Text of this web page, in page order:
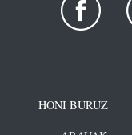
HONI BURUZ